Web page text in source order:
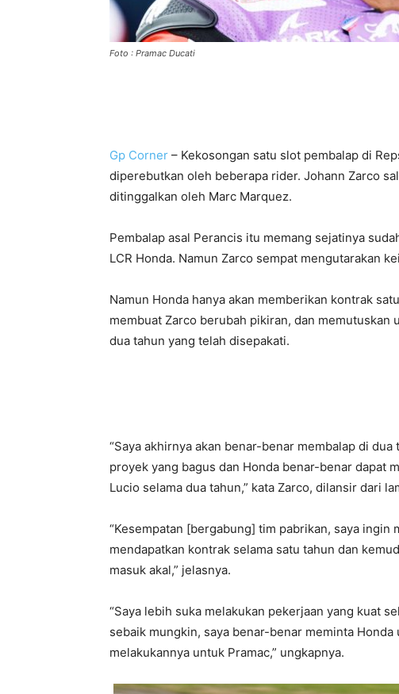
Foto : Pramac Ducati
Gp Corner – Kekosongan satu slot pembalap di
diperebutkan oleh beberapa rider. Johann Zarco
ditinggalkan oleh Marc Marquez.
Pembalap asal Perancis itu memang sejatinya
LCR Honda. Namun Zarco sempat mengutarakan
Namun Honda hanya akan memberikan kontrak
membuat Zarco berubah pikiran, dan
dua tahun yang telah disepakati.
“Saya akhirnya akan benar-benar membalap di
proyek yang bagus dan Honda benar-benar dapat
Lucio selama dua tahun,” kata Zarco, dilansir dari
“Kesempatan [bergabung] tim pabrikan, saya ingin
mendapatkan kontrak selama satu tahun dan
masuk akal,” jelasnya.
“Saya lebih suka melakukan pekerjaan yang kuat
sebaik mungkin, saya benar-benar meminta
melakukannya untuk Pramac,” ungkapnya.